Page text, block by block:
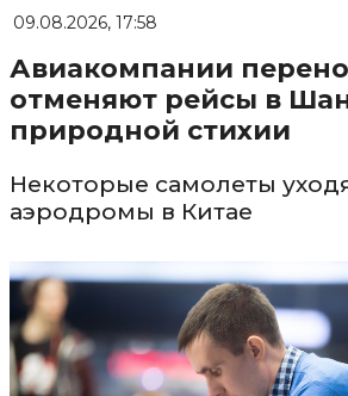
09.08.2026, 17:58
Авиакомпании
отменяют рейсы в
природной стихии
Некоторые самолеты
аэродромы в Китае